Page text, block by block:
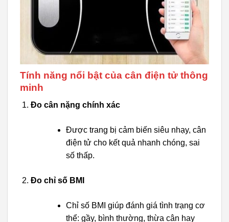
Tính năng nổi bật của cân điện tử thông
minh
Đo cân nặng chính xác
Được trang bị cảm biến siêu nhạy, cân
điện tử cho kết quả nhanh chóng, sai
số thấp.
Đo chỉ số BMI
Chỉ số BMI giúp đánh giá tình trạng cơ
thể: gầy, bình thường, thừa cân hay